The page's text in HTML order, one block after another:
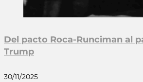
Del pacto Roca-Runciman al
Trump
30/11/2025